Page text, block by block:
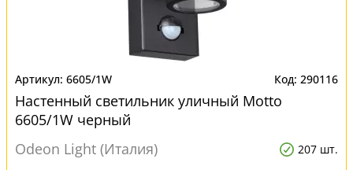
6605/1W 290116
Настенный светильник уличный Motto
6605/1W черный
Odeon Light (Италия)
207 шт.